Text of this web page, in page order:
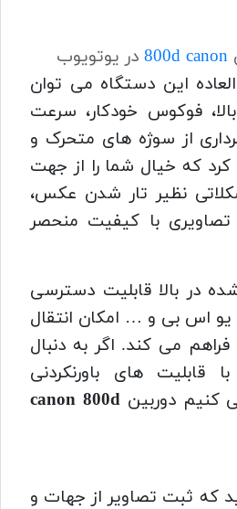
800d canon در یوتویوب
این دستگاه می توان
فوکوس خودکار، سرعت
از سوژه های متحرک و
کرد که خیال شما را از جهت
نظیر تار شدن عکس،
با کیفیت منحصر
در بالا قابلیت دسترسی
یو اس بی و … امکان انتقال
فراهم می کند. اگر به دنبال
قابلیت های باورنکردنی
کنیم دوربینcanon 800d
که ثبت تصاویر از جهات و